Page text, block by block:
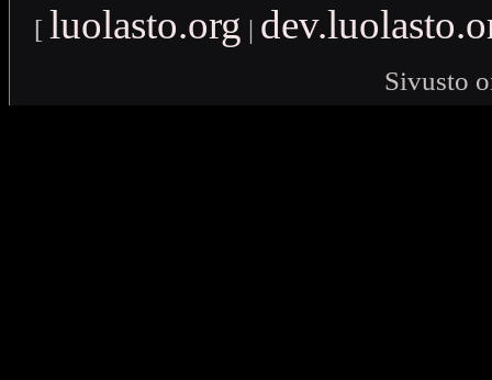
[ luolasto.org |
Sivusto